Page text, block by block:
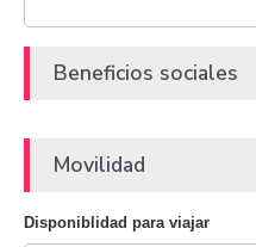
Beneficios sociales
Movilidad
Disponiblidad para viajar